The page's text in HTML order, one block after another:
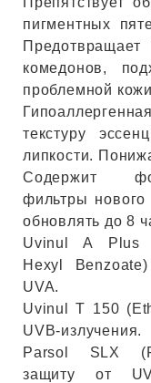
И
пигментных
комедонов,
проблемной
текстуру
липкости.
Содержит
фильтры
обновлять до 8
Uvinul A Plus
Hexyl
UVA.
Uvinul T 150
UVB-излучения.
Parsol SLX
защиту от